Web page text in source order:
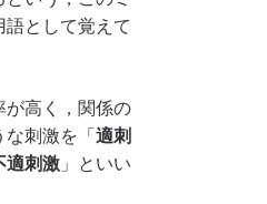
として覚えて
が高く，関係の
刺激を「適刺
適刺激 」といい